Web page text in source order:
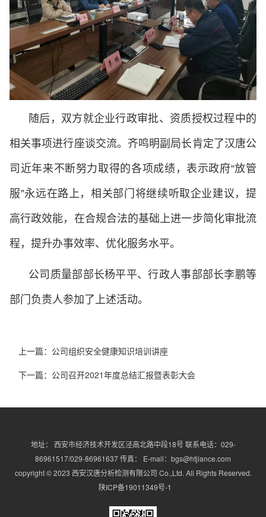
随后，双方就企业行政审批、资质授权过程中的
相关事项进行座谈交流。齐鸣明副局长肯定了汉唐公
司近年来不断努力取得的各项成绩，表示政府“放管
服”永远在路上，相关部门将继续听取企业建议，提
高行政效能，在合规合法的基础上进一步简化审批流
程，提升办事效率、优化服务水平。
公司质量部部长杨平平、行政人事部部长李鹏等
部门负责人参加了上述活动。
上一篇： 公司组织安全健康知识培训讲座
下一篇： 公司召开2021年度总结汇报暨表彰大会
地址： 西安市经济技术开发区泾高北路中段18号 联系电话：029-
86961517/029-86961637 传真： E-mail：bgs@htjiance.com
copyright © 2023 西安汉唐分析检测有限公司 Co.,Ltd. All Rights Reserved.
陕ICP备19011349号-1